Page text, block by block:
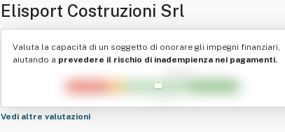
Elisport Costruzioni Srl
Valuta la capacità di un soggetto di onorare gli impegni finanziari,
aiutando a prevedere il rischio di inadempienza nei pagamenti.
Vedi altre valutazioni